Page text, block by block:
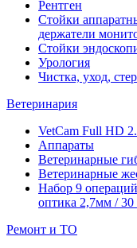
Рентген
Стойки
держатели
Стойки
Урология
Чистка, уход,
Ветеринария
VetCam Full HD
Аппараты
Ветеринарные
Ветеринарные
Набор 9
оптика 2,7мм / 30
Ремонт и ТО